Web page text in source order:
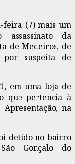
feira (7) mais um
da
de Medeiros, de
suspeita de
em uma loja de
que pertencia à
na
detido no bairro
Gonçalo do